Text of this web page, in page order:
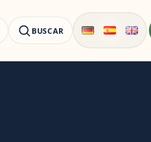
BUSCAR